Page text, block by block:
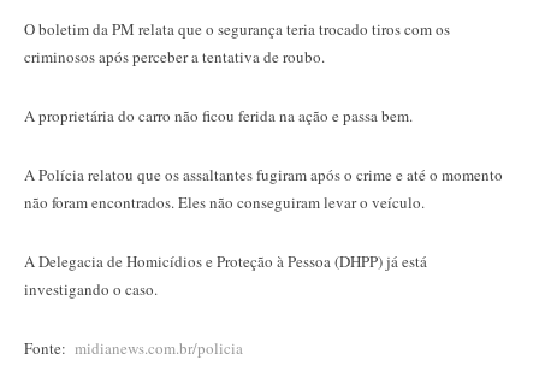
O boletim da PM relata que o segurança teria trocado tiros com os
criminosos após perceber a tentativa de roubo.
A proprietária do carro não ficou ferida na ação e passa bem.
A Polícia relatou que os assaltantes fugiram após o crime e até o momento
não foram encontrados. Eles não conseguiram levar o veículo.
A Delegacia de Homicídios e Proteção à Pessoa (DHPP) já está
investigando o caso.
Fonte: midianews.com.br/policia